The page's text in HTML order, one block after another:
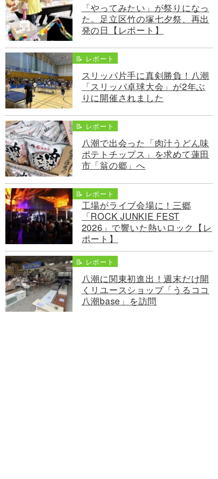
「やってみたい」が祭りになっ
た。足立区竹の塚七夕祭、再出
発の日【レポート】
📝 レポート
スリッパ片手に真剣勝負！八潮
「スリッパ卓球大会」が2年ぶ
りに開催されました
📝 レポート
八潮で出会った「肉汁うどん味
ポテトチップス」を求めて蓮田
市「翁の郷」へ
📝 レポート
工場がライブ会場に！三郷
「ROCK JUNKIE FEST
2026」で響いた熱いロック【レ
ポート】
📝 レポート
八潮に関東初進出！週末だけ開
くリユースショップ「うるココ
八潮base」を訪問